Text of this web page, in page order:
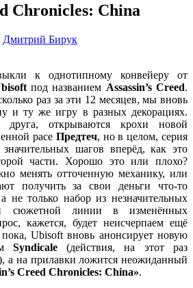
Chronicles: China
Дмитрий Бирук
к однотипному конвейеру от
под названием Assassin’s Creed.
раз за эти 12 месяцев, мы вновь
и ту же игру в разных декорациях.
открываются крохи новой
расе Предтеч, но в целом, серия
шагов вперёд, как это
части. Хорошо это или плохо?
менять отточенную механику, или
получить за свои деньги что-то
не только набор из незначительных
сюжетной линии в изменённых
кажется, будет неисчерпаем ещё
Ubisoft вновь анонсирует новую
Syndicale(действия, на этот раз
а на прилавки ложится неожиданный
Creed Chronicles: China».